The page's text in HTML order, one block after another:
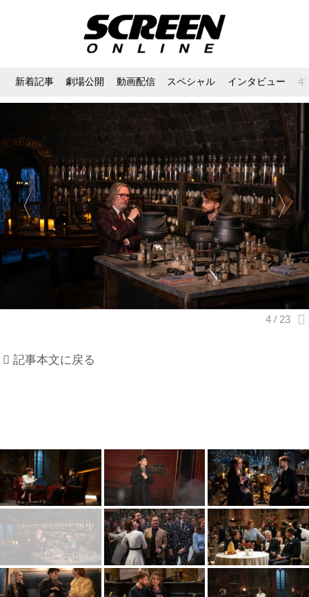
新着記事 劇場公開 動画配信 スペシャル インタビュー
記事本文に戻る